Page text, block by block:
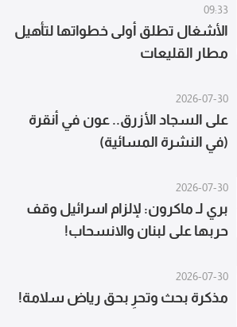
09:33
الأشغال تطلق أولى خطواتها لتأهيل
مطار القليعات
2026-07-30
على السجاد الأزرق.. عون في أنقرة
(في النشرة المسائية)
2026-07-30
بري لـ ماكرون: لإلزام اسرائيل وقف
حربها على لبنان والانسحاب!
2026-07-30
مذكرة بحث وتحرٍ بحق رياض سلامة!